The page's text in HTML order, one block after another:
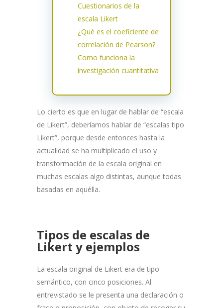
Cuestionarios de la
escala Likert
¿Qué es el coeficiente de
correlación de Pearson?
Como funciona la
investigación cuantitativa
Lo cierto es que en lugar de hablar de “escala
de Likert”, deberíamos hablar de “escalas tipo
Likert”, porque desde entonces hasta la
actualidad se ha multiplicado el uso y
transformación de la escala original en
muchas escalas algo distintas, aunque todas
basadas en aquélla.
Tipos de escalas de
Likert y ejemplos
La escala original de Likert era de tipo
semántico, con cinco posiciones. Al
entrevistado se le presenta una declaración o